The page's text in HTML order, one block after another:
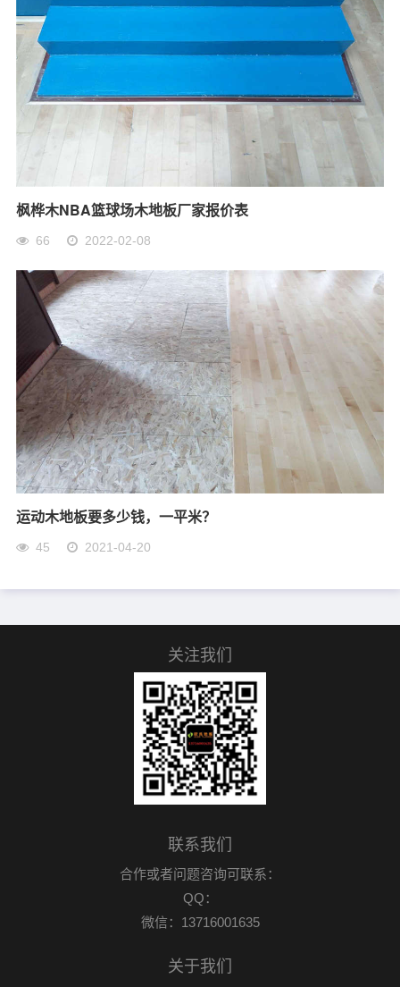
枫桦木NBA篮球场木地板厂家报价表
66 2022-02-08
运动木地板要多少钱，一平米？
45 2021-04-20
关注我们
联系我们
合作或者问题咨询可联系：
QQ：
微信：13716001635
关于我们